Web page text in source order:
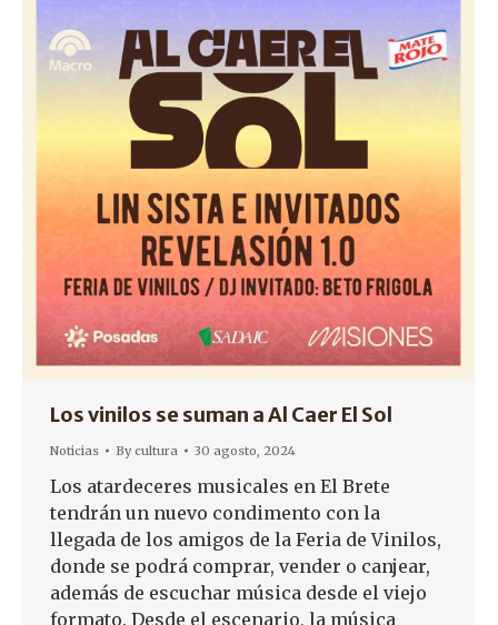
Los vinilos se suman a Al Caer El Sol
Noticias Bycultura 30 agosto, 2024
Los atardeceres musicales en El Brete
tendrán un nuevo condimento con la
llegada de los amigos de la Feria de Vinilos,
donde se podrá comprar, vender o canjear,
además de escuchar música desde el viejo
formato. Desde el escenario, la música